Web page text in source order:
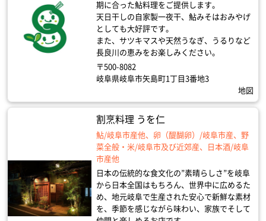
期に合った鮎料理をご提供します。
天日干しの自家製一夜干、鮎みそはおみやげ
としても大好評です。
また、サツキマスや天然うなぎ、うるりなど
長良川の恵みをお楽しみください。
〒500-8082
岐阜県岐阜市矢島町1丁目3番地3
地図
割烹料理 うを仁
鮎/岐阜市産他、卵（醍醐卵）/岐阜市産、野
菜全般・米/岐阜市及び近郊産、日本酒/岐阜
市産他
日本の伝統的な食文化の”素晴らしさ”を岐阜
から日本全国はもちろん、世界中に広めるた
め、地元岐阜で生産された安心で新鮮な素材
を、季節を感じながら味わい、家族でそして